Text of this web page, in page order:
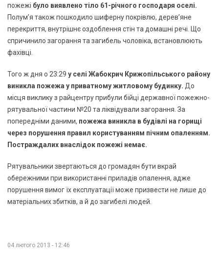
пожежі було виявлено тіло 61-річного господаря оселі.
Полум’я також пошкодило шиферну покрівлю, дерев’яне
перекриття, внутрішнє оздоблення стін та домашні речі. Що
спричинило загорання та загибель чоловіка, встановлюють
фахівці.
Того ж дня о 23:29 у селі Жабокрич Крижопільського району
виникла пожежа у приватному житловому будинку. До
місця виклику з райцентру прибули бійці державної пожежно-
рятувальної частини №20 та ліквідували загорання. За
попередніми даними, пожежа виникла в будівлі на горищі
через порушення правил користуванням пічним опаленням.
Постраждалих внаслідок пожежі немає.
Рятувальники звертаються до громадян бути вкрай
обережними при використанні приладів опалення, адже
порушення вимог їх експлуатації може призвести не лише до
матеріальних збитків, а й до загибелі людей.
04 лютого 2013 - 12:46